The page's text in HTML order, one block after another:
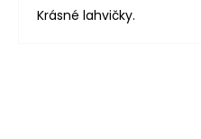
Krásné lahvičky.